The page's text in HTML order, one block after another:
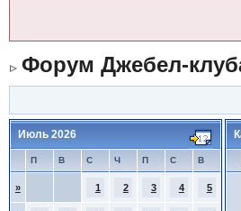
Форум Джебел-
Июль 2026
П В С Ч П С В
» 1 2 3 4 5